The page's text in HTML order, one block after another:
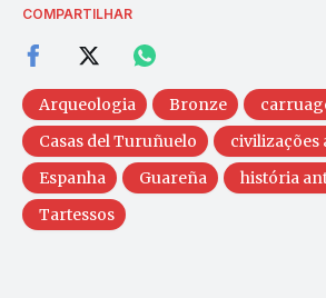
COMPARTILHAR
Arqueologia Bronze
Casas del Turuñuelo
civilizações
Espanha
Guareña
história
Tartessos